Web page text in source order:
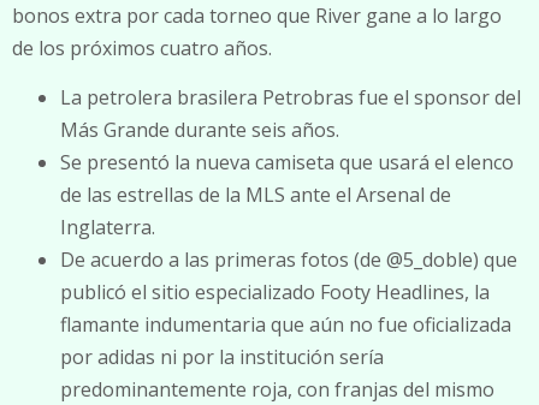
bonos extra por cada torneo que River gane a lo largo
de los próximos cuatro años.
La petrolera brasilera Petrobras fue el sponsor del
Más Grande durante seis años.
Se presentó la nueva camiseta que usará el elenco
de las estrellas de la MLS ante el Arsenal de
Inglaterra.
De acuerdo a las primeras fotos (de @5_doble) que
publicó el sitio especializado Footy Headlines, la
flamante indumentaria que aún no fue oficializada
por adidas ni por la institución sería
predominantemente roja, con franjas del mismo